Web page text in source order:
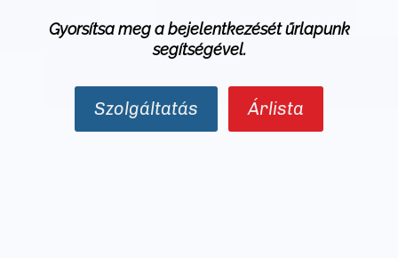
Gyorsítsa meg a bejelentkezésétűrlapunk
segítségével.
Szolgáltatás Árlista